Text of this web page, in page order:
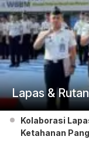
Lapas & Rutan
Kolaborasi
Ketahanan